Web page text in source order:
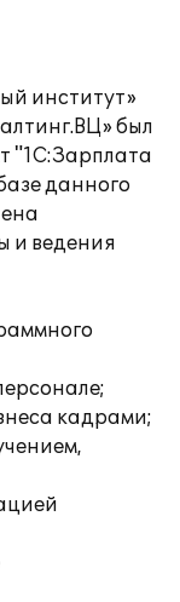
институт»
был
"1С:Зарплата
данного
и ведения
кадрами;